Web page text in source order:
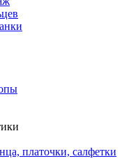
платочки, салфетки